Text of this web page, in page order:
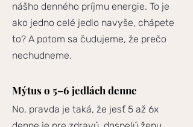
nášho denného príjmu energie. To je
ako jedno celé jedlo navyše, chápete
to? A potom sa čudujeme, že prečo
nechudneme.
Mýtus o 5–6 jedlách denne
No, pravda je taká, že jesť 5 až 6x